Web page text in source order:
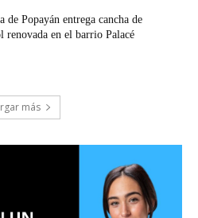
de Popayán entrega cancha de
renovada en el barrio Palacé
más